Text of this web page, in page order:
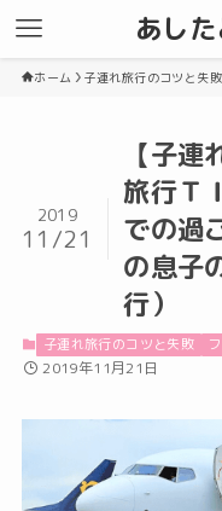
あし
ホーム 子連れ旅行のコツと失敗
【子
旅行Ｔ
での過
の息子
行）
2019
11/21
子連れ旅行のコツと失敗
2019年11月21日